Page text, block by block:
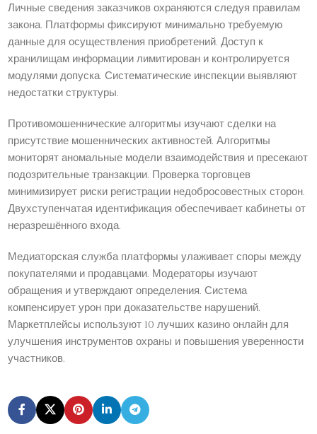
Личные сведения заказчиков охраняются следуя правилам
закона. Платформы фиксируют минимально требуемую
данные для осуществления приобретений. Доступ к
хранилищам информации лимитирован и контролируется
модулями допуска. Систематические инспекции выявляют
недостатки структуры.
Противомошеннические алгоритмы изучают сделки на
присутствие мошеннических активностей. Алгоритмы
мониторят аномальные модели взаимодействия и пресекают
подозрительные транзакции. Проверка торговцев
минимизирует риски регистрации недобросовестных сторон.
Двухступенчатая идентификация обеспечивает кабинеты от
неразрешённого входа.
Медиаторская служба платформы улаживает споры между
покупателями и продавцами. Модераторы изучают
обращения и утверждают определения. Система
компенсирует урон при доказательстве нарушений.
Маркетплейсы используют 10 лучших казино онлайн для
улучшения инструментов охраны и повышения уверенности
участников.